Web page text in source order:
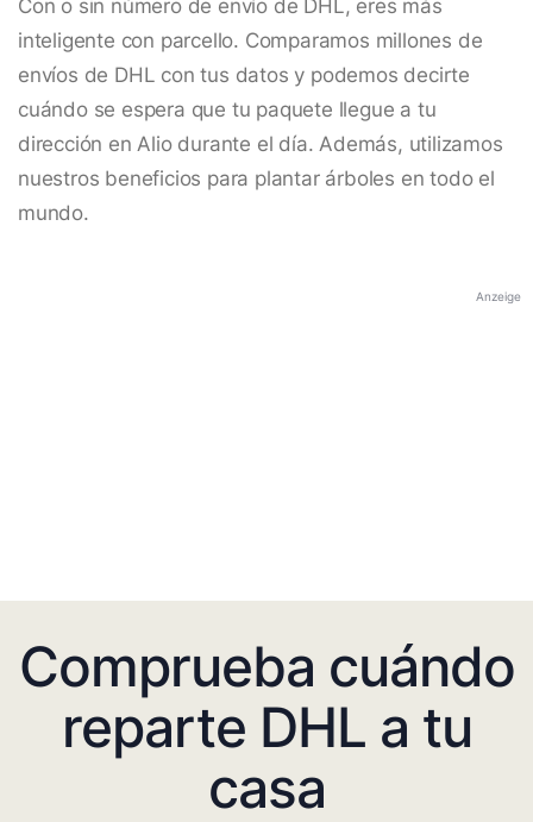
Con o sin número de envío de DHL, eres más
inteligente con parcello. Comparamos millones de
envíos de DHL con tus datos y podemos decirte
cuándo se espera que tu paquete llegue a tu
dirección en Alio durante el día. Además, utilizamos
nuestros beneficios para plantar árboles en todo el
mundo.
Anzeige
Comprueba cuándo
reparte DHL a tu
casa